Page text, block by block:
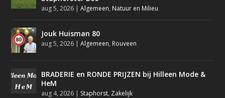
aug 5, 2026 |Algemeen, Natuur en Milieu
Jouk Huisman 80
aug 5, 2026 |Algemeen, Rouveen
BRADERIE en RONDE PRIJZEN bij Hilleen Mode &
HeM
aug 4, 2026 | Staphorst, Zakelijk